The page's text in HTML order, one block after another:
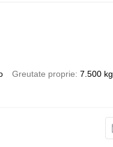
Greutate proprie 7.500 kg